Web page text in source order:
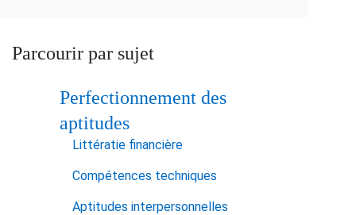
Parcourir par sujet
Perfectionnement des
aptitudes
Littératie financière
Compétences techniques
Aptitudes interpersonnelles